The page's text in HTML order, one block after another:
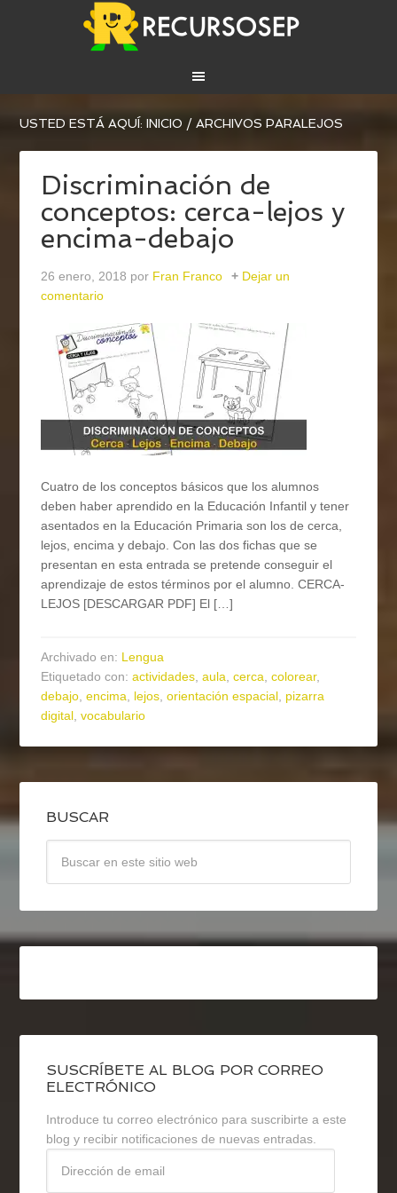
USTED ESTÁ AQUÍ:INICIO / ARCHIVOS PARALEJOS
Discriminación de
conceptos: cerca-lejos y
encima-debajo
26 enero, 2018 por Fran Franco
Dejar un
comentario
Cuatro de los conceptos básicos que los alumnos
deben haber aprendido en la Educación Infantil y tener
asentados en la Educación Primaria son los de cerca,
lejos, encima y debajo. Con las dos fichas que se
presentan en esta entrada se pretende conseguir el
aprendizaje de estos términos por el alumno. CERCA-
LEJOS [DESCARGAR PDF] El […]
Archivado en: Lengua
Etiquetado con:actividades,aula,cerca,colorear,
debajo,encima, lejos,orientación espacial, pizarra
digital,vocabulario
BUSCAR
SUSCRÍBETE AL BLOG POR CORREO
ELECTRÓNICO
Introduce tu correo electrónico para suscribirte a este
blog y recibir notificaciones de nuevas entradas.